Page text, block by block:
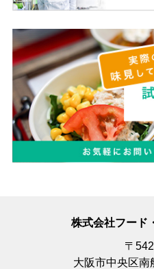
株式会社フード
〒
大阪市中央区南